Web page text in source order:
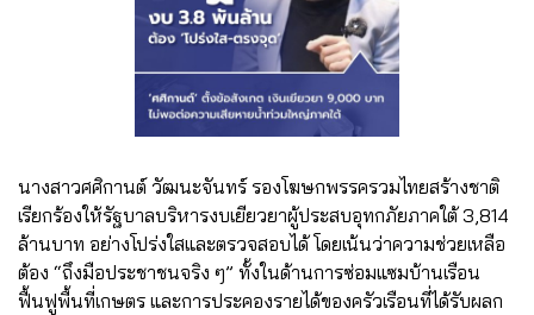
นางสาวศศิกานต์ วัฒนะจันทร์ รองโฆษกพรรครวมไทยสร้างชาติ
เรียกร้องให้รัฐบาลบริหารงบเยียวยาผู้ประสบอุทกภัยภาคใต้ 3,814
ล้านบาท อย่างโปร่งใสและตรวจสอบได้ โดยเน้นว่าความช่วยเหลือ
ต้อง “ถึงมือประชาชนจริง ๆ” ทั้งในด้านการซ่อมแซมบ้านเรือน
ฟื้นฟูพื้นที่เกษตร และการประคองรายได้ของครัวเรือนที่ได้รับผลก